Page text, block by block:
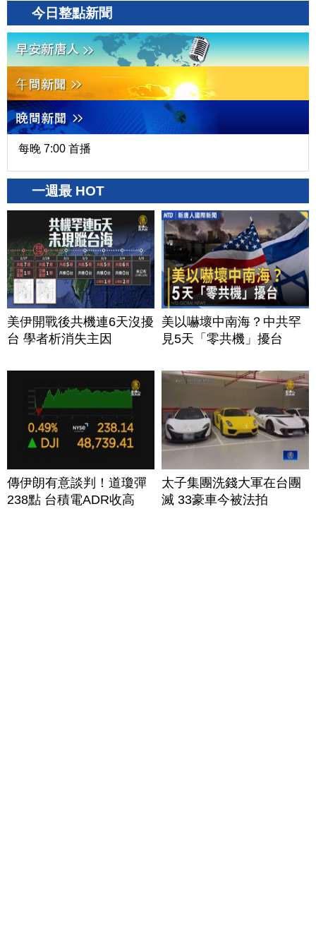
今日整點新聞
每晚 7:00 首播
一週最 HOT
美伊開戰後共機連6天沒擾
台 學者析消失主因
美以嚇壞中南海？中共罕
見5天「零共機」擾台
傳伊朗有意談判！道瓊彈
238點 台積電ADR收高
太子集團洗錢大軍在台團
滅 33豪車今被法拍